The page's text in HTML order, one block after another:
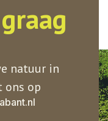
natuur in
ons op